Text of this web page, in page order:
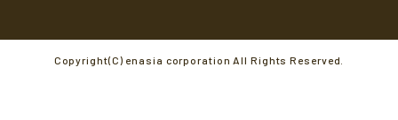
Copyright(C) enasia corporation All Rights Reserved.